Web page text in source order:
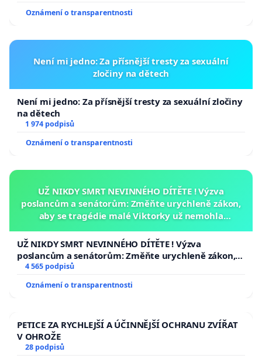
Oznámení o transparentnosti
Není mi jedno: Za přísnější tresty za sexuální
zločiny na dětech
Není mi jedno: Za přísnější tresty za sexuální zločiny
na dětech
1 974 podpisů
Oznámení o transparentnosti
UŽ NIKDY SMRT NEVINNÉHO DÍTĚTE ! Výzva
poslancům a senátorům: Změňte urychleně zákon,
aby se tragédie malé Viktorky už nemohla
UŽ NIKDY SMRT NEVINNÉHO DÍTĚTE ! Výzva
poslancům a senátorům: Změňte urychleně zákon,
aby se tragédie malé Viktorky už nemohla opakovat!
4 565 podpisů
Oznámení o transparentnosti
PETICE ZA RYCHLEJŠÍ A ÚČINNĚJŠÍ OCHRANU ZVÍŘAT
V OHROŽE
28 podpisů